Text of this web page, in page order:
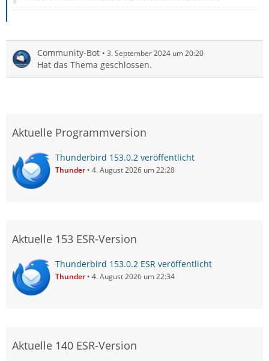
Community-Bot 3. September 2024 um 20:20
Hat das Thema geschlossen.
Aktuelle Programmversion
Thunderbird 153.0.2 veröffentlicht
Thunder 4. August 2026 um 22:28
Aktuelle 153 ESR-Version
Thunderbird 153.0.2 ESR veröffentlicht
Thunder 4. August 2026 um 22:34
Aktuelle 140 ESR-Version